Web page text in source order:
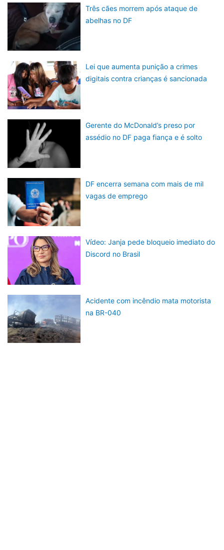
Três cães morrem após ataque de
abelhas no DF
Lei que aumenta punição a crimes
digitais contra crianças é sancionada
Gerente do McDonald’s preso por
assédio no DF paga fiança e é solto
DF encerra semana com mais de mil
vagas de emprego
Vídeo: Janja pede bloqueio imediato do
Discord no Brasil
Acidente com incêndio mata motorista
na BR-040